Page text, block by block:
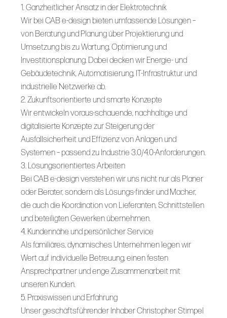
1. Ganzheitlicher Ansatz in der Elektrotechnik
Wir bei CAB e-design bieten umfassende Lösungen –
von Beratung und Planung über Projektierung und
Umsetzung bis zu Wartung, Optimierung und
Investitionsplanung. Dabei decken wir Energie- und
Gebäudetechnik, Automatisierung, IT-Infrastruktur und
industrielle Netzwerke ab.
2. Zukunftsorientierte und smarte Konzepte
Wir entwickeln voraus-schauende, nachhaltige und
digitalisierte Konzepte zur Steigerung der
Ausfallsicherheit und Effizienz von Anlagen und
Systemen – passend zu Industrie 3.0/4.0-Anforderungen.
3. Lösungsorientiertes Arbeiten
Bei CAB e-design verstehen wir uns nicht nur als Planer
oder Berater, sondern als Lösungs-finder und Macher,
die auch die Koordination von Lieferanten, Schnittstellen
und beteiligten Gewerken übernehmen.
4. Kundennähe und persönlicher Service
Als familiäres, dynamisches Unternehmen legen wir
Wert auf individuelle Betreuung, einen festen
Ansprechpartner und enge Zusammenarbeit mit
unseren Kunden.
5. Praxiswissen und Erfahrung
Unser geschäftsführender Inhaber Christopher Stimpel